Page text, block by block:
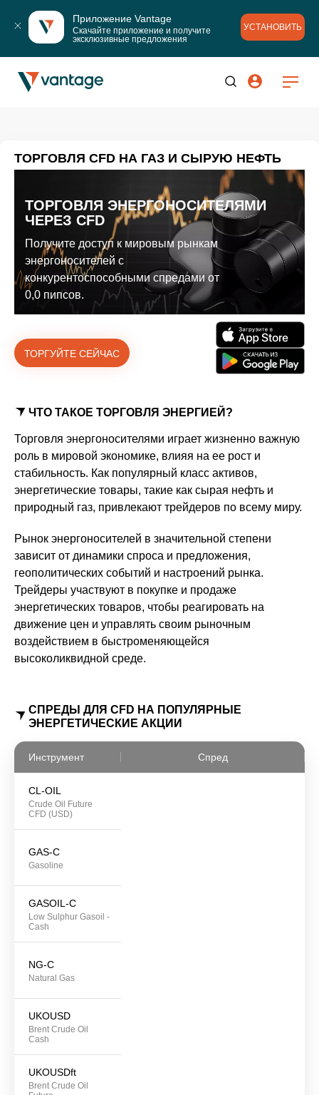
Приложение Vantage
Скачайте приложение и получите
эксклюзивные предложения
УСТАНОВИТЬ
ТОРГОВЛЯ CFD НА ГАЗ И СЫРУЮ НЕФТЬ
ТОРГОВЛЯ ЭНЕРГОНОСИТЕЛЯМИ
ЧЕРЕЗ CFD
Получите доступ к мировым рынкам
энергоносителей с
конкурентоспособными спредами от
0,0 пипсов.
ТОРГУЙТЕ СЕЙЧАС
ЧТО ТАКОЕ ТОРГОВЛЯ ЭНЕРГИЕЙ?
Торговля энергоносителями играет жизненно важную
роль в мировой экономике, влияя на ее рост и
стабильность. Как популярный класс активов,
энергетические товары, такие как сырая нефть и
природный газ, привлекают трейдеров по всему миру.
Рынок энергоносителей в значительной степени
зависит от динамики спроса и предложения,
геополитических событий и настроений рынка.
Трейдеры участвуют в покупке и продаже
энергетических товаров, чтобы реагировать на
движение цен и управлять своим рыночным
воздействием в быстроменяющейся
высоколиквидной среде.
СПРЕДЫ ДЛЯ CFD НА ПОПУЛЯРНЫЕ
ЭНЕРГЕТИЧЕСКИЕ АКЦИИ
Инструмент
CL-OIL
Crude Oil Future
CFD (USD)
GAS-C
Gasoline
GASOIL-C
Low Sulphur Gasoil -
Cash
NG-C
Natural Gas
UKOUSD
Brent Crude Oil
Cash
UKOUSDft
Brent Crude Oil
Спред